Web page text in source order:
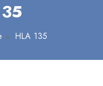
HLA 135